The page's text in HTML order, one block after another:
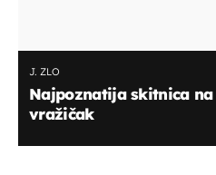
J. ZLO
Najpoznatija skitnica
vražičak